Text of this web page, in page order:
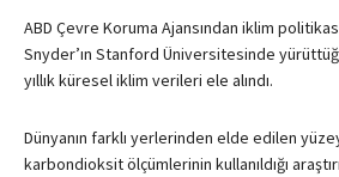
ABD Çevre Koruma Ajansından iklim
Snyder’ın Stanford Üniversitesinde
yıllık küresel iklim verileri ele alındı.
Dünyanın farklı yerlerinden elde edilen yüzey
karbondioksit ölçümlerinin kullanıldığı